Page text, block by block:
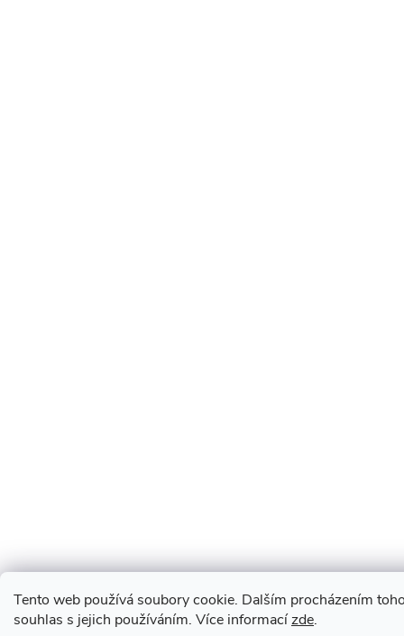
Tento web používá soubory cookie. Dalším procházením
souhlas s jejich používáním. Více informacízde.